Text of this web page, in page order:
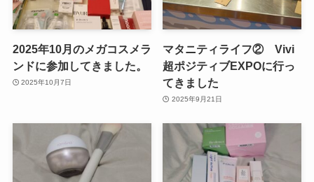
2025年10月のメガコスメラ
ンドに参加してきました。
2025年10月7日
マタニティライフ② Vivi
超ポジティブEXPOに行っ
てきました
2025年9月21日